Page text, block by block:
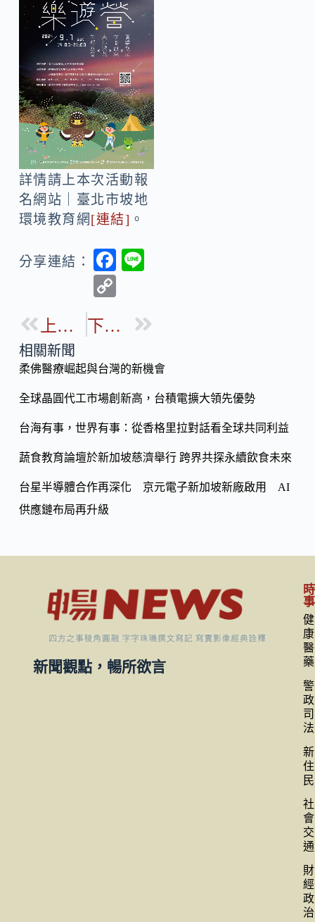
詳情請上本次活動報
名網站｜臺北市坡地
環境教育網[連結] 。
分享連結：
F
b
o
k
p
Li
n
k
上一篇 下一篇
相關新聞
柔佛醫療崛起與台灣的新機會
全球晶圓代工市場創新高，台積電擴大領先優勢
台海有事，世界有事：從香格里拉對話看全球共同利益
蔬食教育論壇於新加坡慈濟舉行 跨界共探永續飲食未來
台星半導體合作再深化 京元電子新加坡新廠啟用 AI
供應鏈布局再升級
新聞觀點，暢所欲言
時
事
健
康
醫
藥
警
政
司
法
新
住
民
社
會
交
通
財
經
政
治